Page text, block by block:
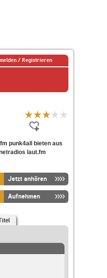
/ Registrieren
punk4all bieten aus
laut.fm
Jetzt anhören
Aufnehmen